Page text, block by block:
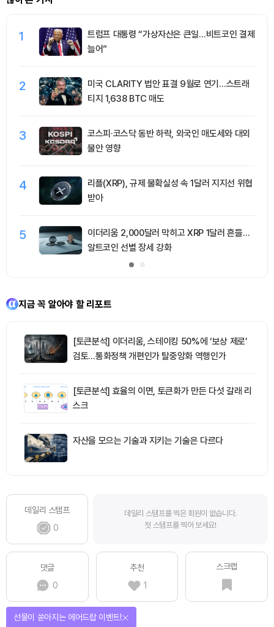
1
트럼프 대통령 “가상자산은 큰일…비트코인 결제
늘어”
2
미국 CLARITY 법안 표결 9월로 연기…스트래
티지 1,638 BTC 매도
3
코스피·코스닥 동반 하락, 외국인 매도세와 대외
불안 영향
4
리플(XRP), 규제 불확실성 속 1달러 지지선 위협
받아
5
이더리움 2,000달러 막히고 XRP 1달러 흔들…
알트코인 선별 장세 강화
지금 꼭 알아야 할 리포트
[토큰분석] 이더리움, 스테이킹 50%에 ‘보상 제로’
검토…통화정책 개편인가 탈중앙화 역행인가
[토큰분석] 효율의 이면, 토큰화가 만든 다섯 갈래 리
스크
자산을 모으는 기술과 지키는 기술은 다르다
데일리 스탬프
0
데일리 스탬프를 찍은 회원이 없습니다.
첫 스탬프를 찍어 보세요!
댓글
0
추천
1
스크랩
선물이 쏟아지는 에어드랍 이벤트!